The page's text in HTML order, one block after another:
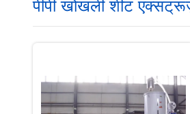
पीपी खोखली शीट